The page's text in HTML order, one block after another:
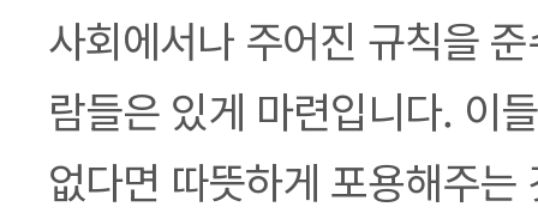
사회에서나 주어진 규칙을
람들은 있게 마련입니다. 이
없다면 따뜻하게 포용해주는